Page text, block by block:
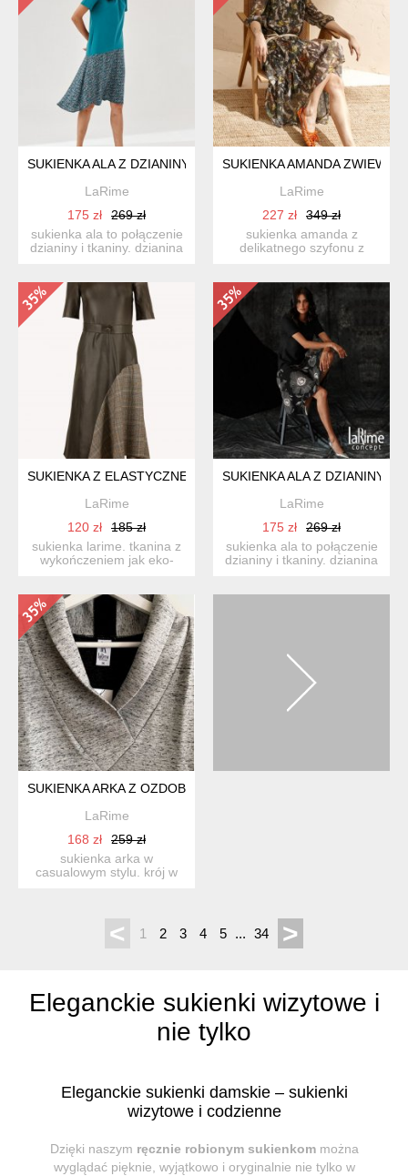
SUKIENKA ALA Z DZIANINY I TKANINY W ŁĄCZKĘ
LaRime
175 zł
269 zł
sukienka ala to połączenie
dzianiny i tkaniny. dzianina
SUKIENKA AMANDA ZWIEWNA
LaRime
227 zł
349 zł
sukienka amanda z
delikatnego szyfonu z
SUKIENKA Z ELASTYCZNEJ EKO-SKÓRY
LaRime
120 zł
185 zł
sukienka larime. tkanina z
wykończeniem jak eko-
SUKIENKA ALA Z DZIANINY I
LaRime
175 zł
269 zł
sukienka ala to połączenie
dzianiny i tkaniny. dzianina
SUKIENKA ARKA Z OZDOBNĄ GUMĄ
LaRime
168 zł
259 zł
sukienka arka w
casualowym stylu. krój w
< 1 2 3 4 5 ... 34 >
Eleganckie sukienki wizytowe i
nie tylko
Eleganckie sukienki damskie – sukienki
wizytowe i codzienne
Dzięki naszym ręcznie robionym sukienkommożna
wyglądać pięknie, wyjątkowo i oryginalnie nie tylko w